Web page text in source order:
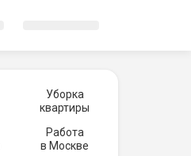
Уборка
квартиры
Работа
в Москве